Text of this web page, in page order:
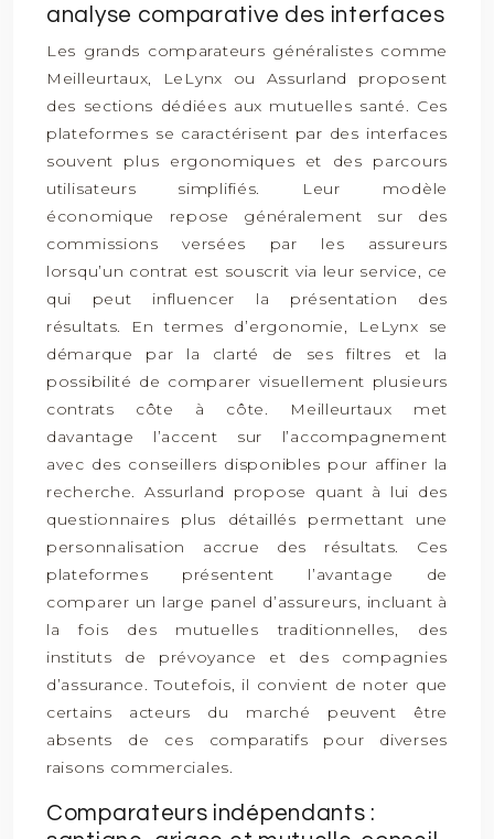
analyse comparative des interfaces
Les grands comparateurs généralistes comme
Meilleurtaux, LeLynx ou Assurland proposent
des sections dédiées aux mutuelles santé. Ces
plateformes se caractérisent par des interfaces
souvent plus ergonomiques et des parcours
utilisateurs simplifiés. Leur modèle
économique repose généralement sur des
commissions versées par les assureurs
lorsqu’un contrat est souscrit via leur service, ce
qui peut influencer la présentation des
résultats. En termes d’ergonomie, LeLynx se
démarque par la clarté de ses filtres et la
possibilité de comparer visuellement plusieurs
contrats côte à côte. Meilleurtaux met
davantage l’accent sur l’accompagnement
avec des conseillers disponibles pour affiner la
recherche. Assurland propose quant à lui des
questionnaires plus détaillés permettant une
personnalisation accrue des résultats. Ces
plateformes présentent l’avantage de
comparer un large panel d’assureurs, incluant à
la fois des mutuelles traditionnelles, des
instituts de prévoyance et des compagnies
d’assurance. Toutefois, il convient de noter que
certains acteurs du marché peuvent être
absents de ces comparatifs pour diverses
raisons commerciales.
Comparateurs indépendants :